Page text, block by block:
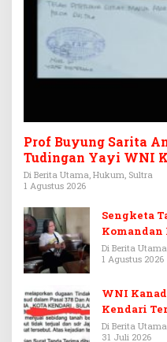
Prof Buyung Sarita
Tudingan Yayi WNI
Rp3,6 Miliar
Di Berita Utama, Hukum, Sultra
1 Agustus 2026
Sengketa
Komandan
Warisan
Di Berita
1 Agustus 2026
WNI
Kendari
Di Berita
31 Juli 2026